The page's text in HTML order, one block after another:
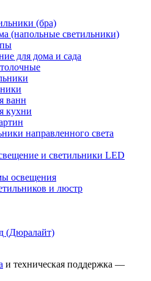
(бра)
(напольные светильники)
для дома и сада
ванн
кухни
направленного света
и светильники LED
освещения
и люстр
(Дюралайт)
и техническая поддержка —